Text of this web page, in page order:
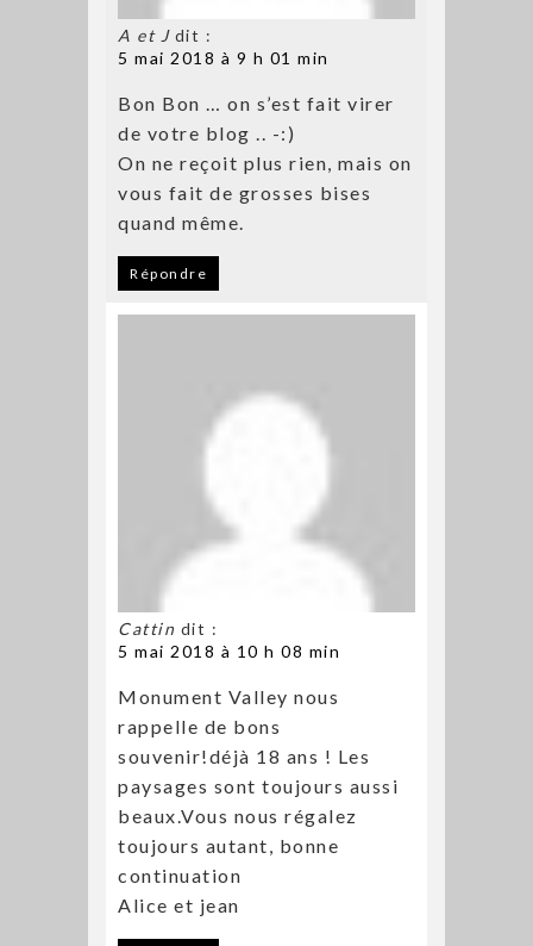
A et J dit :
5 mai 2018 à 9 h 01 min
Bon Bon … on s’est fait virer
de votre blog .. -:)
On ne reçoit plus rien, mais on
vous fait de grosses bises
quand même.
Répondre
Cattin dit :
5 mai 2018 à 10 h 08 min
Monument Valley nous
rappelle de bons
souvenir!déjà 18 ans ! Les
paysages sont toujours aussi
beaux.Vous nous régalez
toujours autant, bonne
continuation
Alice et jean